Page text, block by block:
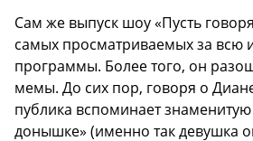
Сам же выпуск шоу «Пусть
самых просматриваемых за всю
программы. Более того, он
мемы. До сих пор, говоря о
публика вспоминает
донышке» (именно так девушка